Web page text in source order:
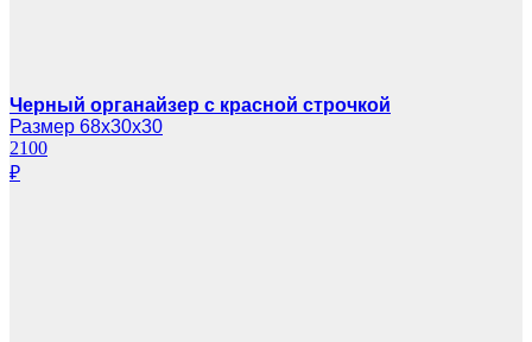
Черный органайзер с красной строчкой
Размер 68х30х30
2100
₽